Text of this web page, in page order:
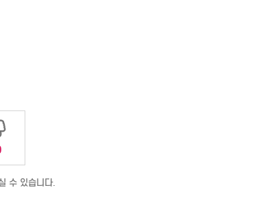
수 있습니다.